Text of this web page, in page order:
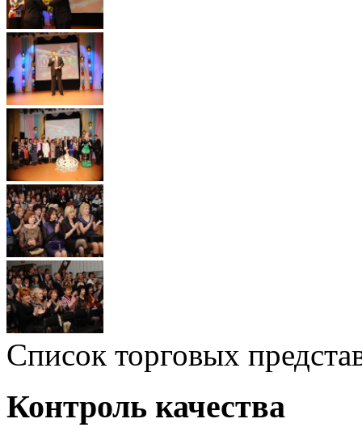
Список торговых
Контроль качества